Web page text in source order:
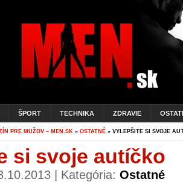
ŠPORT TECHNIKA ZDRAVIE
PRE MUŽOV – MEN.SK » OSTATNÉ » VYLEPŠITE SI SVOJE
si svoje autíčko
| Kategória: Ostatné